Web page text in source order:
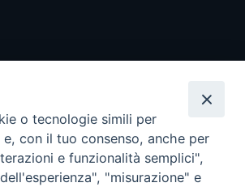
o tecnologie simili per
con il tuo consenso, anche per
e funzionalità semplici",
"misurazione" e